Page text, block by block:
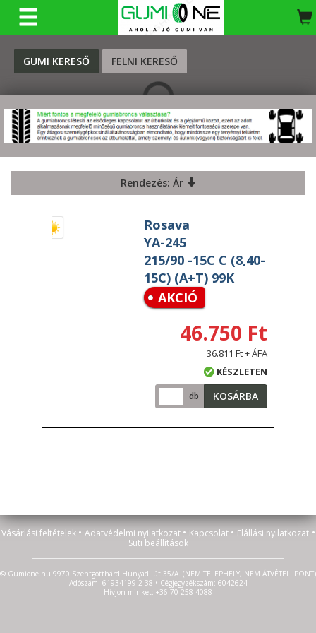
GUMI KERESŐ FELNI KERESŐ
KERESÉS
Rendezés: Ár
Rosava
YA-245
215/90 -15C C (8,40-
15C) (A+T) 99K
AKCIÓ
46.750 Ft
36.811 Ft + ÁFA
KÉSZLETEN
db KOSÁRBA
Vásárlási feltételek • Adatvédelmi nyilatkozat • Kapcsolat • Elállási nyilatkozat •
Süti beállítások
© Gumione.hu 9970 Szentgotthárd Hunyadi út 35/A. (NEM TELEPHELY, NEM ÁTVÉTELI PONT)
Adószám: 61934199-2-38 • Cégjegyzékszám: 6042624
Hívjon minket: +36 70 258 4088